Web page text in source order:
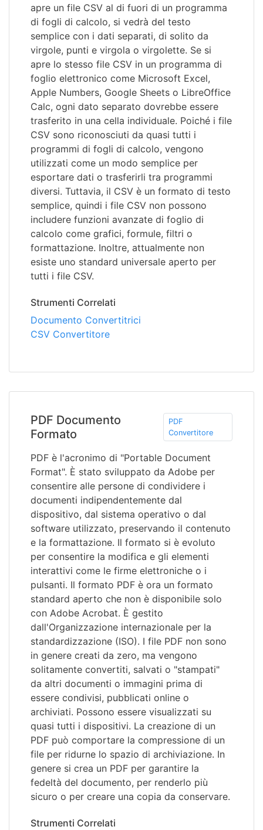
apre un file CSV al di fuori di un programma
di fogli di calcolo, si vedrà del testo
semplice con i dati separati, di solito da
virgole, punti e virgola o virgolette. Se si
apre lo stesso file CSV in un programma di
foglio elettronico come Microsoft Excel,
Apple Numbers, Google Sheets o LibreOffice
Calc, ogni dato separato dovrebbe essere
trasferito in una cella individuale. Poiché i file
CSV sono riconosciuti da quasi tutti i
programmi di fogli di calcolo, vengono
utilizzati come un modo semplice per
esportare dati o trasferirli tra programmi
diversi. Tuttavia, il CSV è un formato di testo
semplice, quindi i file CSV non possono
includere funzioni avanzate di foglio di
calcolo come grafici, formule, filtri o
formattazione. Inoltre, attualmente non
esiste uno standard universale aperto per
tutti i file CSV.
Strumenti Correlati
Documento Convertitrici
CSV Convertitore
PDF Documento
Formato
PDF
Convertitore
PDF è l'acronimo di "Portable Document
Format". È stato sviluppato da Adobe per
consentire alle persone di condividere i
documenti indipendentemente dal
dispositivo, dal sistema operativo o dal
software utilizzato, preservando il contenuto
e la formattazione. Il formato si è evoluto
per consentire la modifica e gli elementi
interattivi come le firme elettroniche o i
pulsanti. Il formato PDF è ora un formato
standard aperto che non è disponibile solo
con Adobe Acrobat. È gestito
dall'Organizzazione internazionale per la
standardizzazione (ISO). I file PDF non sono
in genere creati da zero, ma vengono
solitamente convertiti, salvati o "stampati"
da altri documenti o immagini prima di
essere condivisi, pubblicati online o
archiviati. Possono essere visualizzati su
quasi tutti i dispositivi. La creazione di un
PDF può comportare la compressione di un
file per ridurne lo spazio di archiviazione. In
genere si crea un PDF per garantire la
fedeltà del documento, per renderlo più
sicuro o per creare una copia da conservare.
Strumenti Correlati